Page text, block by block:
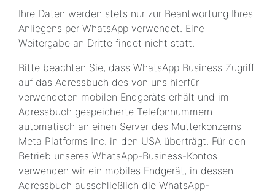
Ihre Daten werden stets nur zur Beantwortung Ihres
Anliegens per WhatsApp verwendet. Eine
Weitergabe an Dritte findet nicht statt.
Bitte beachten Sie, dass WhatsApp Business Zugriff
auf das Adressbuch des von uns hierfür
verwendeten mobilen Endgeräts erhält und im
Adressbuch gespeicherte Telefonnummern
automatisch an einen Server des Mutterkonzerns
Meta Platforms Inc. in den USA überträgt. Für den
Betrieb unseres WhatsApp-Business-Kontos
verwenden wir ein mobiles Endgerät, in dessen
Adressbuch ausschließlich die WhatsApp-